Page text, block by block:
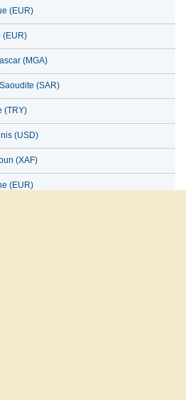
(EUR)
(EUR)
(MGA)
(SAR)
(TRY)
(USD)
(XAF)
(EUR)